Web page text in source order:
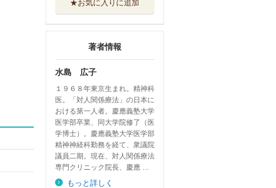
★お気に入りに追加
著者情報
水島 広子
１９６８年東京生まれ。精神科
医。「対人関係療法」の日本に
おける第一人者。慶應義塾大学
医学部卒業、同大学院修了（医
学博士）。慶應義塾大学医学部
精神神経科勤務を経て、衆議院
議員二期。現在、対人関係療法
専門クリニック院長、慶應 …
もっと詳しく